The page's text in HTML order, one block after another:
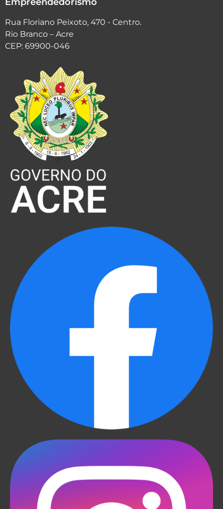
Rua Floriano Peixoto, 470 - Centro.
Rio Branco – Acre
CEP: 69900-046